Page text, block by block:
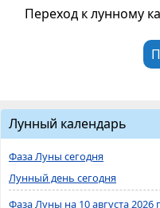
Переход к лунному
Лунный календарь
Фаза Луны сегодня
Лунный день сегодня
Фаза Луны на 10 августа 2026